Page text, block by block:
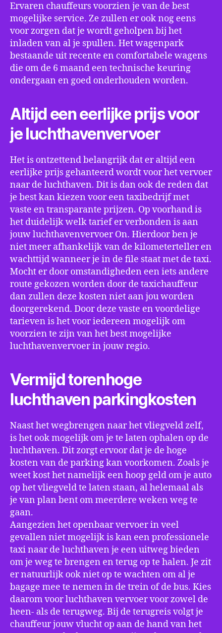
Ervaren chauffeurs voorzien je van de best
mogelijke service. Ze zullen er ook nog eens
voor zorgen dat je wordt geholpen bij het
inladen van al je spullen. Het wagenpark
bestaande uit recente en comfortabele wagens
die om de 6 maand een technische keuring
ondergaan en goed onderhouden worden.
Altijd een eerlijke prijs voor
je luchthavenvervoer
Het is ontzettend belangrijk dat er altijd een
eerlijke prijs gehanteerd wordt voor het vervoer
naar de luchthaven. Dit is dan ook de reden dat
je best kan kiezen voor een taxibedrijf met
vaste en transparante prijzen. Op voorhand is
het duidelijk welk tarief er verbonden is aan
jouw luchthavenvervoer On. Hierdoor ben je
niet meer afhankelijk van de kilometerteller en
wachttijd wanneer je in de file staat met de taxi.
Mocht er door omstandigheden een iets andere
route gekozen worden door de taxichauffeur
dan zullen deze kosten niet aan jou worden
doorgerekend. Door deze vaste en voordelige
tarieven is het voor iedereen mogelijk om
voorzien te zijn van het best mogelijke
luchthavenvervoer in jouw regio.
Vermijd torenhoge
luchthaven parkingkosten
Naast het wegbrengen naar het vliegveld zelf,
is het ook mogelijk om je te laten ophalen op de
luchthaven. Dit zorgt ervoor dat je de hoge
kosten van de parking kan voorkomen. Zoals je
weet kost het namelijk een hoop geld om je auto
op het vliegveld te laten staan, al helemaal als
je van plan bent om meerdere weken weg te
gaan.
Aangezien het openbaar vervoer in veel
gevallen niet mogelijk is kan een professionele
taxi naar de luchthaven je een uitweg bieden
om je weg te brengen en terug op te halen. Je zit
er natuurlijk ook niet op te wachten om al je
bagage mee te nemen in de trein of de bus. Kies
daarom voor luchthaven vervoer voor zowel de
heen- als de terugweg. Bij de terugreis volgt je
chauffeur jouw vlucht op aan de hand van het